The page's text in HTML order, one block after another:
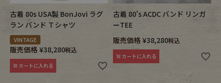
古着 80s USA製 BonJovi ラグ
ラン バンド Ｔシャツ
VINTAGE
販売価格 ¥38,280税込
カートに入れる
古着 80's ACDC バンド リンガ
ーTEE
販売価格 ¥38,280税込
カートに入れる